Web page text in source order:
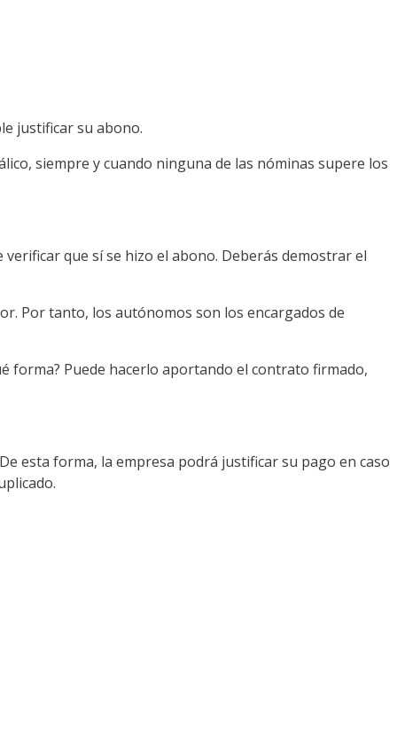
justificar su abono.
siempre y cuando ninguna de las nóminas supere los
que sí se hizo el abono. Deberás demostrar el
Por tanto, los autónomos son los encargados de
forma? Puede hacerlo aportando el contrato firmado,
esta forma, la empresa podrá justificar su pago en caso